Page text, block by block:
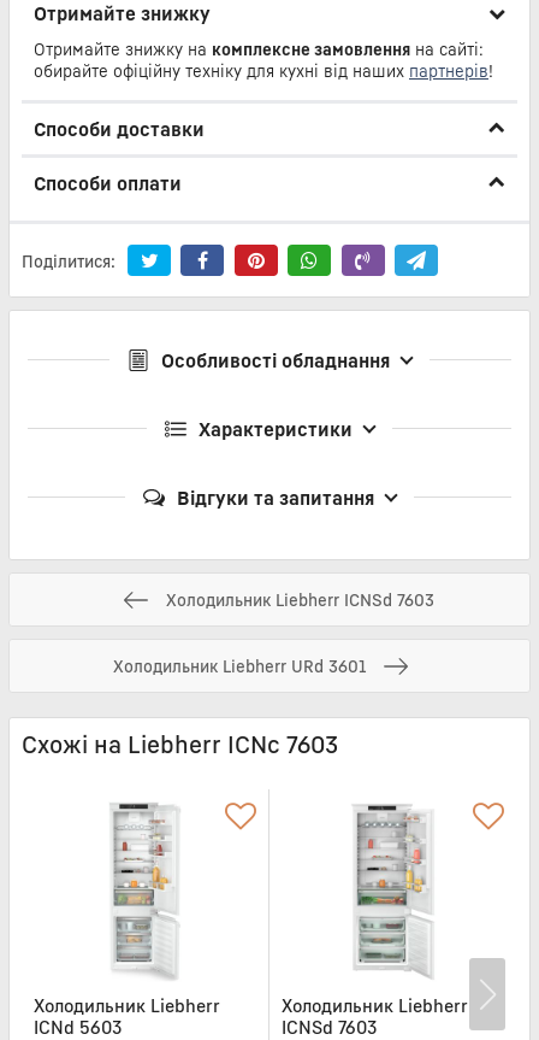
Отримайте знижку
Отримайте знижку на комплексне замовлення на сайті:
обирайте офіційну техніку для кухні від наших партнерів!
Способи доставки
Способи оплати
Поділитися:
Особливості обладнання
Характеристики
Відгуки та запитання
Холодильник Liebherr ICNSd 7603
Холодильник Liebherr URd 3601
Схожі на Liebherr ICNc 7603
Холодильник Liebherr
ICNd 5603
Холодильник Liebherr
ICNSd 7603